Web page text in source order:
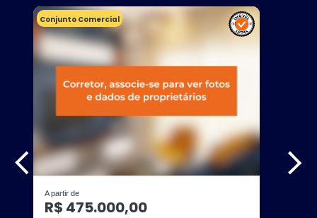
Conjunto Comercial
A partir de
R$ 475.000,00